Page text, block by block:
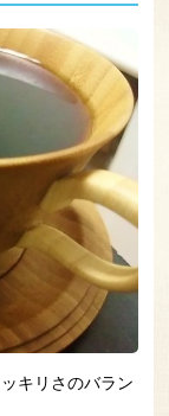
キリさのバラン